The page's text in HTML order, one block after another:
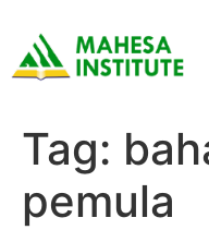
Tag:
pemula